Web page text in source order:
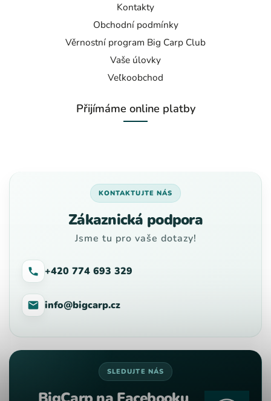
Kontakty
Obchodní podmínky
Věrnostní program Big Carp Club
Vaše úlovky
Veľkoobchod
Přijímáme online platby
KONTAKTUJTE NÁS
Zákaznická podpora
Jsme tu pro vaše dotazy!
+420 774 693 329
info@bigcarp.cz
SLEDUJTE NÁS